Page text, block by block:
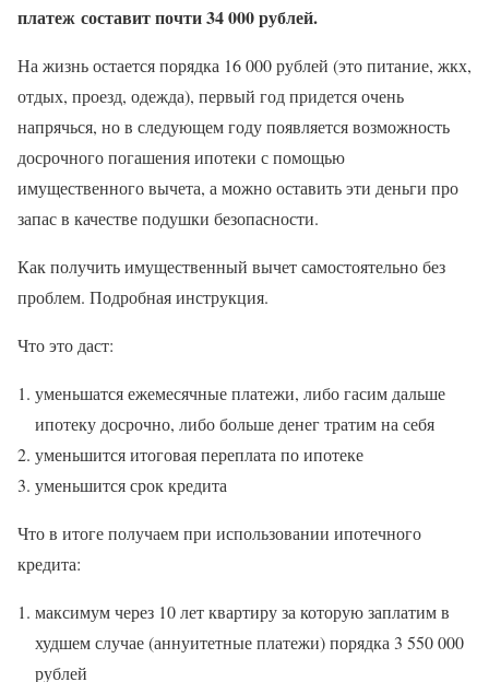
платеж составит почти 34 000 рублей.
На жизнь остается порядка 16 000 рублей (это питание, жкх,
отдых, проезд, одежда), первый год придется очень
напрячься, но в следующем году появляется возможность
досрочного погашения ипотеки с помощью
имущественного вычета, а можно оставить эти деньги про
запас в качестве подушки безопасности.
Как получить имущественный вычет самостоятельно без
проблем. Подробная инструкция.
Что это даст:
уменьшатся ежемесячные платежи, либо гасим дальше
ипотеку досрочно, либо больше денег тратим на себя
уменьшится итоговая переплата по ипотеке
уменьшится срок кредита
Что в итоге получаем при использовании ипотечного
кредита:
максимум через 10 лет квартиру за которую заплатим в
худшем случае (аннуитетные платежи) порядка 3 550 000
рублей